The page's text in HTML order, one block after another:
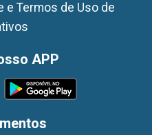
e Termos de Uso de
APP